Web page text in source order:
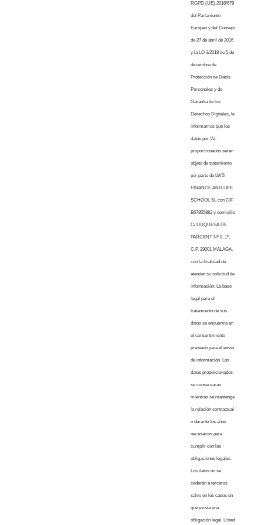
RGPD (UE) 2016/679
del Parlamento
Europeo y del Consejo
de 27 de abril de 2016
y la LO 3/2018 de 5 de
diciembre de
Protección de Datos
Personales y de
Garantía de los
Derechos Digitales, le
informamos que los
datos por Vd.
proporcionados serán
objeto de tratamiento
por parte de LWS
FINANCE AND LIFE
SCHOOL SL con CIF
B67855882 y domicilio
C/ DUQUESA DE
PARCENT Nº 8, 1º,
C.P. 29001 MALAGA,
con la finalidad de
atender su solicitud de
información. La base
legal para el
tratamiento de sus
datos se encuentra en
el consentimiento
prestado para el envío
de información. Los
datos proporcionados
se conservarán
mientras se mantenga
la relación contractual
o durante los años
necesarios para
cumplir con las
obligaciones legales.
Los datos no se
cederán a terceros
salvo en los casos en
que exista una
obligación legal. Usted